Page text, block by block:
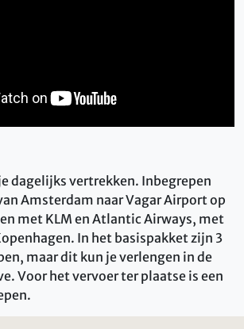
dagelijks vertrekken. Inbegrepen
Amsterdam naar Vagar Airport op
met KLM en Atlantic Airways, met
In het basispakket zijn 3
maar dit kun je verlengen in de
Voor het vervoer ter plaatse is een